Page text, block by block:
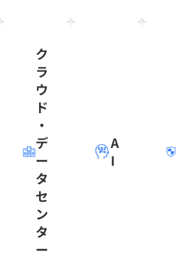
ク
ラ
ウ
ド
・
デ
ー
タ
セ
ン
タ
ー
A
I